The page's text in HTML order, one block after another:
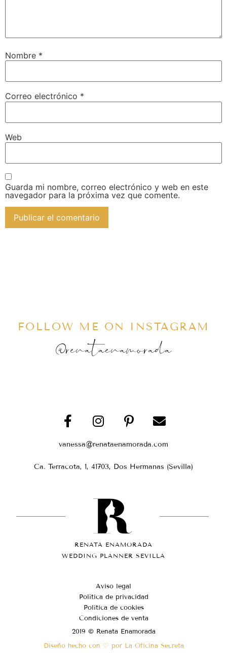
Nombre *
Correo electrónico *
Web
Guarda mi nombre, correo electrónico y web en este
navegador para la próxima vez que comente.
FOLLOW ME ON INSTAGRAM
@renataenamorada
vanessa@renataenamorada.com
Ca. Terracota, 1, 41703, Dos Hermanas (Sevilla)
RENATA ENAMORADA
WEDDING PLANNER SEVILLA
Aviso legal
Política de privacidad
Política de cookies
Condiciones de venta
2019 © Renata Enamorada
Diseño hecho con ♡ por La Oficina Secreta